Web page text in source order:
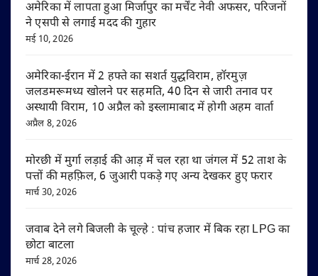
अमेरिका में लापता हुआ मिर्जापुर का मर्चेंट नेवी अफसर, परिजनों
ने एसपी से लगाई मदद की गुहार
मई 10, 2026
अमेरिका-ईरान में 2 हफ्ते का सशर्त युद्धविराम, हॉरमुज़
जलडमरूमध्य खोलने पर सहमति, 40 दिन से जारी तनाव पर
अस्थायी विराम, 10 अप्रैल को इस्लामाबाद में होगी अहम वार्ता
अप्रैल 8, 2026
मोरछी में मुर्गा लड़ाई की आड़ में चल रहा था जंगल में 52 ताश के
पत्तों की महफ़िल, 6 जुआरी पकड़े गए अन्य देखकर हुए फरार
मार्च 30, 2026
जवाब देने लगे बिजली के चूल्हे : पांच हजार में बिक रहा LPG का
छोटा बाटला
मार्च 28, 2026